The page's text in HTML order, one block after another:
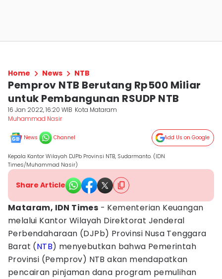
Home News NTB
Pemprov NTB Berutang Rp500 Miliar
untuk Pembangunan RSUDP NTB
16 Jan 2022, 16:20 WIB Kota Mataram
Muhammad Nasir
News Channel Add Us on Google
Kepala Kantor Wilayah DJPb Provinsi NTB, Sudarmanto. (IDN
Times/Muhammad Nasir)
Share Article
Mataram, IDN Times - Kementerian Keuangan
melalui Kantor Wilayah Direktorat Jenderal
Perbendaharaan (DJPb) Provinsi Nusa Tenggara
Barat (NTB) menyebutkan bahwa Pemerintah
Provinsi (Pemprov) NTB akan mendapatkan
pencairan pinjaman dana program pemulihan